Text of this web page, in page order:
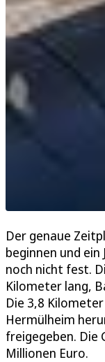
Der genaue
beginnen und ein
noch nicht fest.
Kilometer lang,
Die 3,8
Hermülheim
freigegeben. Die
Millionen Euro.